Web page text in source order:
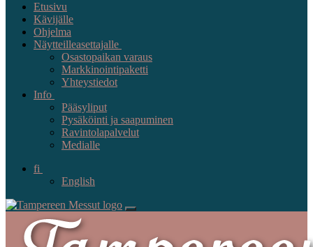
Etusivu
Kävijälle
Ohjelma
Näytteilleasettajalle
Osastopaikan varaus
Markkinointipaketti
Yhteystiedot
Info
Pääsyliput
Pysäköinti ja saapuminen
Ravintolapalvelut
Medialle
fi
English